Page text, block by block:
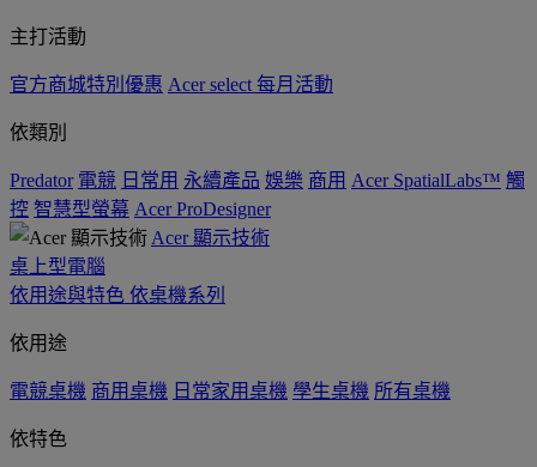
主打活動
官方商城特別優惠 Acer select 每月活動
依類別
Predator 電競 日常用 永續產品 娛樂 商用 Acer SpatialLabs™ 觸
控 智慧型螢幕 Acer ProDesigner
Acer 顯示技術
桌上型電腦
依用途與特色 依桌機系列
依用途
電競桌機 商用桌機 日常家用桌機 學生桌機 所有桌機
依特色